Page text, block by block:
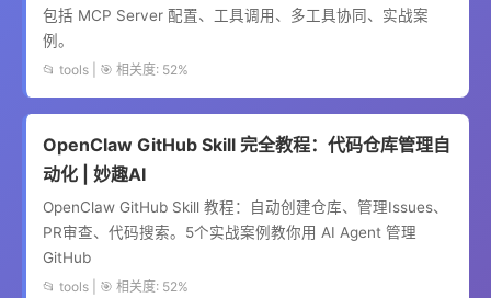
包括 MCP Server 配置、工具调用、多工具协同、实战案
例。
📂 tools | 🎯 相关度: 52%
OpenClaw GitHub Skill 完全教程：代码仓库管理自
动化 | 妙趣AI
OpenClaw GitHub Skill 教程：自动创建仓库、管理Issues、
PR审查、代码搜索。5个实战案例教你用 AI Agent 管理
GitHub
📂 tools | 🎯 相关度: 52%